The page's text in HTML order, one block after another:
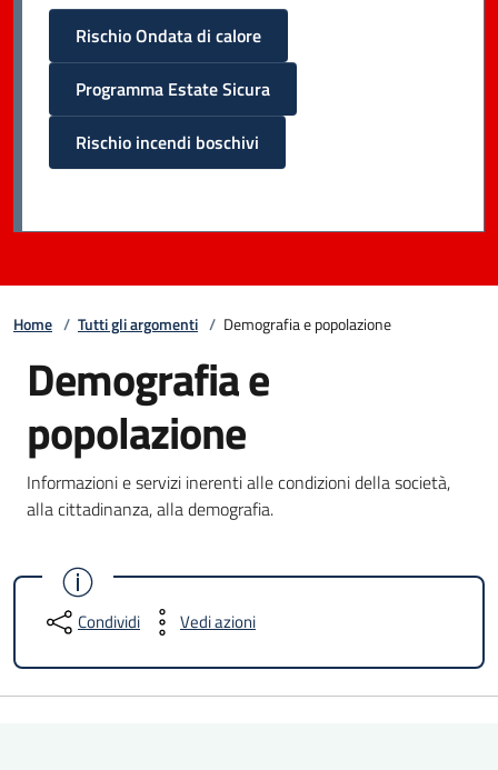
Rischio Ondata di calore
Programma Estate Sicura
Rischio incendi boschivi
Home / Tutti gli argomenti / Demografia e popolazione
Demografia e
popolazione
Informazioni e servizi inerenti alle condizioni della società,
alla cittadinanza, alla demografia.
Condividi Vedi azioni